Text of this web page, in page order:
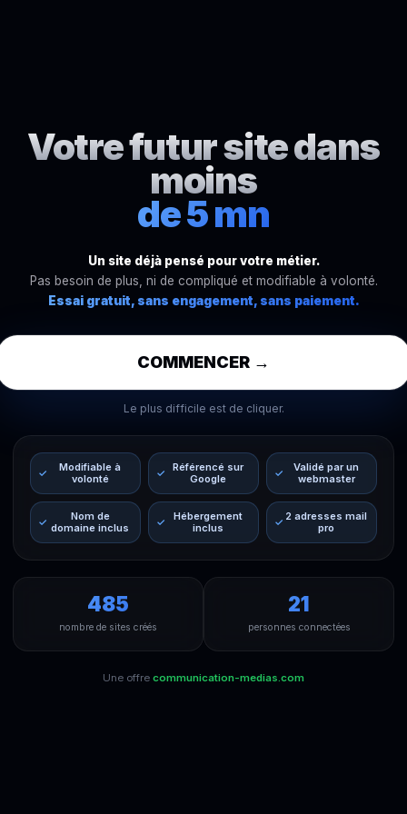
Votre futur site dans
moins
de 5 mn
Un site déjà pensé pour votre métier.
Pas besoin de plus, ni de compliqué et modifiable à volonté.
Essai gratuit, sans engagement, sans paiement.
COMMENCER →
Le plus difficile est de cliquer.
Modifiable à
volonté
Référencé sur
Google
Validé par un
webmaster
Nom de
domaine inclus
Hébergement
inclus
2 adresses mail
pro
485
nombre de sites créés
21
personnes connectées
Une offre communication-medias.com